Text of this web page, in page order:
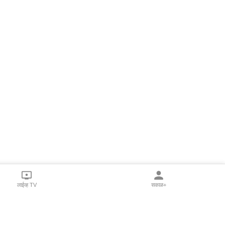
लाईव्ह TV सकाळ+